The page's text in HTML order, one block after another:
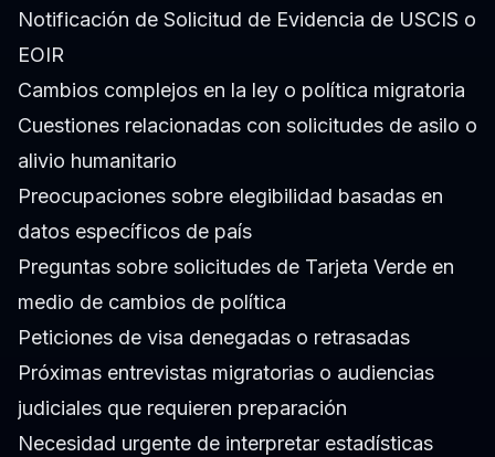
Notificación de Solicitud de Evidencia de USCIS o
EOIR
Cambios complejos en la ley o política migratoria
Cuestiones relacionadas con solicitudes de asilo o
alivio humanitario
Preocupaciones sobre elegibilidad basadas en
datos específicos de país
Preguntas sobre solicitudes de Tarjeta Verde en
medio de cambios de política
Peticiones de visa denegadas o retrasadas
Próximas entrevistas migratorias o audiencias
judiciales que requieren preparación
Necesidad urgente de interpretar estadísticas